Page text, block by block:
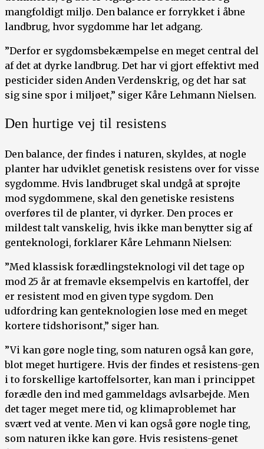
mangfoldigt miljø. Den balance er forrykket i åbne
landbrug, hvor sygdomme har let adgang.
”Derfor er sygdomsbekæmpelse en meget central del
af det at dyrke landbrug. Det har vi gjort effektivt med
pesticider siden Anden Verdenskrig, og det har sat
sig sine spor i miljøet,” siger Kåre Lehmann Nielsen.
Den hurtige vej til resistens
Den balance, der findes i naturen, skyldes, at nogle
planter har udviklet genetisk resistens over for visse
sygdomme. Hvis landbruget skal undgå at sprøjte
mod sygdommene, skal den genetiske resistens
overføres til de planter, vi dyrker. Den proces er
mildest talt vanskelig, hvis ikke man benytter sig af
genteknologi, forklarer Kåre Lehmann Nielsen:
”Med klassisk forædlingsteknologi vil det tage op
mod 25 år at fremavle eksempelvis en kartoffel, der
er resistent mod en given type sygdom. Den
udfordring kan genteknologien løse med en meget
kortere tidshorisont,” siger han.
”Vi kan gøre nogle ting, som naturen også kan gøre,
blot meget hurtigere. Hvis der findes et resistens-gen
i to forskellige kartoffelsorter, kan man i princippet
forædle den ind med gammeldags avlsarbejde. Men
det tager meget mere tid, og klimaproblemet har
svært ved at vente. Men vi kan også gøre nogle ting,
som naturen ikke kan gøre. Hvis resistens-genet